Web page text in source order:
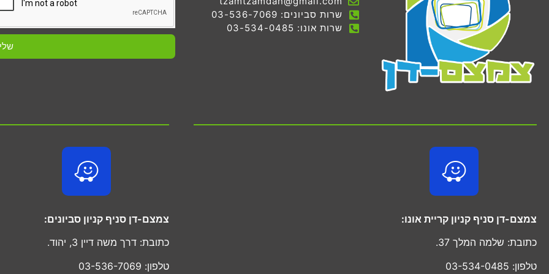
שרות סביונים: 03-536-7069
שרות אונו: 03-534-0485
צמצם-דן סניף קניון קריית אונו:
כתובת: שלמה המלך 37.
טלפון: 03-534-0485
צמצם-דן סניף קניון סביונים:
כתובת: דרך משה דיין 3, יהוד.
טלפון: 03-536-7069